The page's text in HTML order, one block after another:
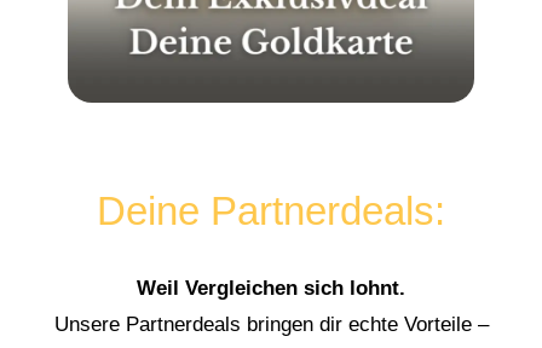
Deine Partnerdeals:
Weil Vergleichen sich lohnt.
Unsere Partnerdeals bringen dir echte Vorteile –